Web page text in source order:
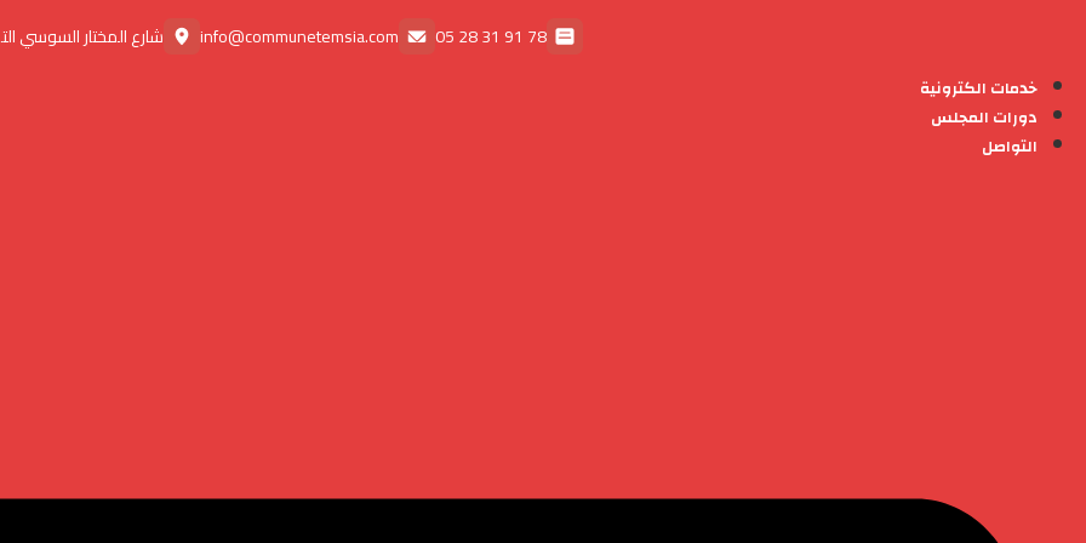
78 91 31 28 05
info@communetemsia.com شارع المختار السوسي
خدمات الكترونية
دورات المجلس
التواصل